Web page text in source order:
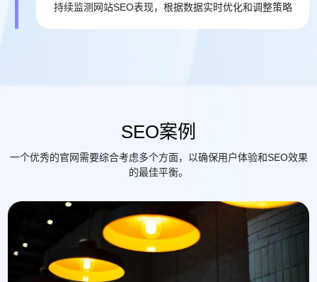
持续监测网站SEO表现，根据数据实时优化和调整策略
SEO案例
一个优秀的官网需要综合考虑多个方面，以确保用户体验和SEO效果
的最佳平衡。